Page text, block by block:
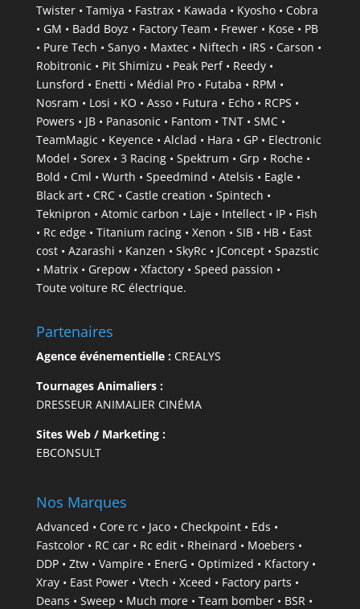
Twister • Tamiya • Fastrax • Kawada • Kyosho • Cobra
• GM • Badd Boyz • Factory Team • Frewer • Kose • PB
• Pure Tech • Sanyo • Maxtec • Niftech • IRS • Carson •
Robitronic • Pit Shimizu • Peak Perf • Reedy •
Lunsford • Enetti • Médial Pro • Futaba • RPM •
Nosram • Losi • KO • Asso • Futura • Echo • RCPS •
Powers • JB • Panasonic • Fantom • TNT • SMC •
TeamMagic • Keyence • Alclad • Hara • GP • Electronic
Model • Sorex • 3 Racing • Spektrum • Grp • Roche •
Bold • Cml • Wurth • Speedmind • Atelsis • Eagle •
Black art • CRC • Castle creation • Spintech •
Teknipron • Atomic carbon • Laje • Intellect • IP • Fish
• Rc edge • Titanium racing • Xenon • SIB • HB • East
cost • Azarashi • Kanzen • SkyRc • JConcept • Spazstic
• Matrix • Grepow • Xfactory • Speed passion •
Toute voiture RC électrique.
Partenaires
Agence événementielle : CREALYS
Tournages Animaliers :
DRESSEUR ANIMALIER CINÉMA
Sites Web / Marketing :
EBCONSULT
Nos Marques
Advanced • Core rc • Jaco • Checkpoint • Eds •
Fastcolor • RC car • Rc edit • Rheinard • Moebers •
DDP • Ztw • Vampire • EnerG • Optimized • Kfactory •
Xray • East Power • Vtech • Xceed • Factory parts •
Deans • Sweep • Much more • Team bomber • BSR •